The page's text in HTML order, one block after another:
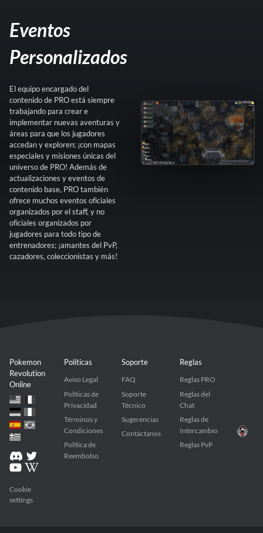
Eventos
Personalizados
El equipo encargado del
contenido de PRO está siempre
trabajando para crear e
implementar nuevas aventuras y
áreas para que los jugadores
accedan y exploren; ¡con mapas
especiales y misiones únicas del
universo de PRO! Además de
actualizaciones y eventos de
contenido base, PRO también
ofrece muchos eventos oficiales
organizados por el staff, y no
oficiales organizados por
jugadores para todo tipo de
entrenadores; ¡amantes del PvP,
cazadores, coleccionistas y más!
Pokemon
Revolution
Online
Cookie
settings
Políticas
Aviso Legal
Políticas de
Privacidad
Términos y
Condiciones
Política de
Reembolso
Soporte
FAQ
Soporte
Técnico
Sugerencias
Contáctanos
Reglas
Reglas PRO
Reglas del
Chat
Reglas de
Intercambio
Reglas PvP